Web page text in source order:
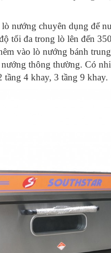
nướng chuyên dụng để
tối đa trong lò lên đến
vào lò nướng bánh
thông thường. Có
tầng 4 khay, 3 tầng 9 khay.